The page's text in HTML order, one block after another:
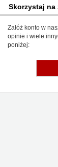
Skorzystaj na
Załóż konto w
opinie i wiele
poniżej: